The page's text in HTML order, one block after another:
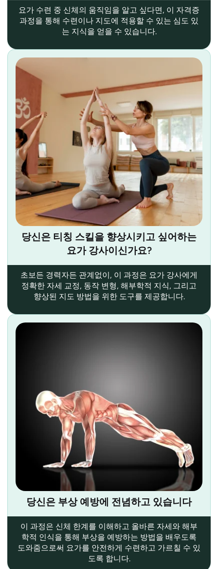
요가 수련 중 신체의 움직임을 알고 싶다면, 이 자격증
과정을 통해 수련이나 지도에 적용할 수 있는 심도 있
는 지식을 얻을 수 있습니다.
당신은 티칭 스킬을 향상시키고 싶어하는
요가 강사이신가요?
초보든 경력자든 관계없이, 이 과정은 요가 강사에게
정확한 자세 교정, 동작 변형, 해부학적 지식, 그리고
향상된 지도 방법을 위한 도구를 제공합니다.
당신은 부상 예방에 전념하고 있습니다
이 과정은 신체 한계를 이해하고 올바른 자세와 해부
학적 인식을 통해 부상을 예방하는 방법을 배우도록
도와줌으로써 요가를 안전하게 수련하고 가르칠 수 있
도록 합니다.